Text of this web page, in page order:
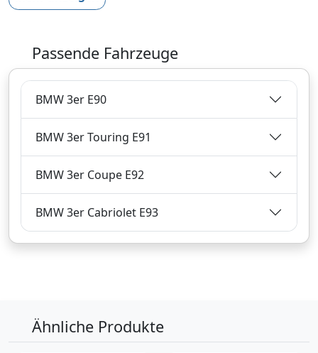
87,18€
inklusive Mehrwertsteuer
Versandkostenfrei
Zum Angebot
87,24€
Passende Fahrzeuge
BMW 3er E90
BMW 3er Touring E91
BMW 3er Coupe E92
BMW 3er Cabriolet E93
Ähnliche Produkte